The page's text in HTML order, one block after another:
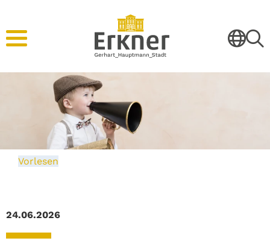
Vorlesen
24.06.2026